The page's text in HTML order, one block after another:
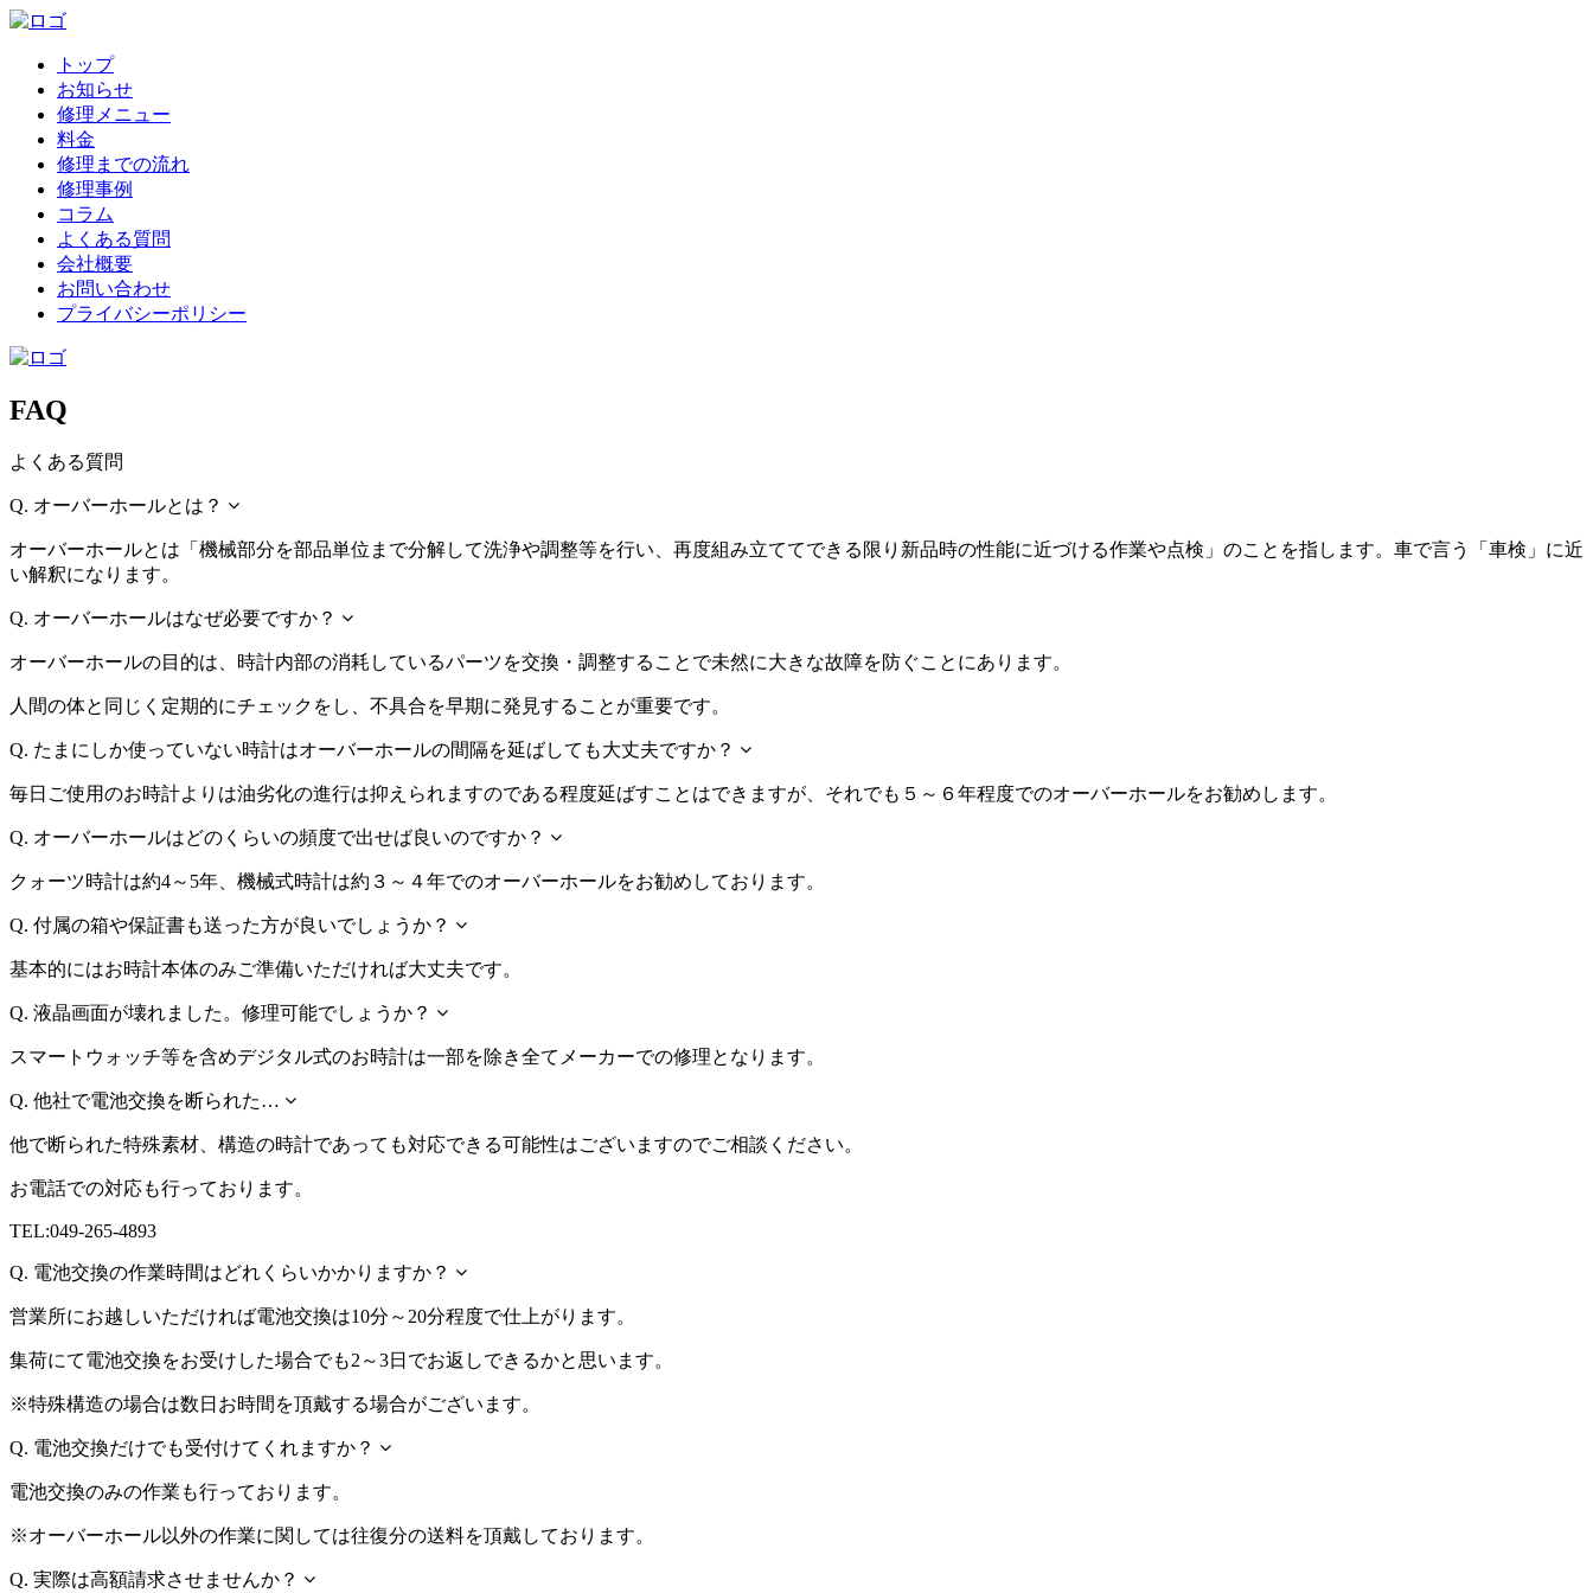
トップ
お知らせ
修理メニュー
料金
修理までの流れ
修理事例
コラム
よくある質問
会社概要
お問い合わせ
プライバシーポリシー
FAQ
よくある質問
Q. オーバーホールとは？
オーバーホールとは「機械部分を部品単位まで分解して洗浄や調整等を行い、再度組み立ててできる限り新品時の性能に近づける作業や点検」のことを指します。車で言う「車検」に近
い解釈になります。
Q. オーバーホールはなぜ必要ですか？
オーバーホールの目的は、時計内部の消耗しているパーツを交換・調整することで未然に大きな故障を防ぐことにあります。
人間の体と同じく定期的にチェックをし、不具合を早期に発見することが重要です。
Q. たまにしか使っていない時計はオーバーホールの間隔を延ばしても大丈夫ですか？
毎日ご使用のお時計よりは油劣化の進行は抑えられますのである程度延ばすことはできますが、それでも５～６年程度でのオーバーホールをお勧めします。
Q. オーバーホールはどのくらいの頻度で出せば良いのですか？
クォーツ時計は約4～5年、機械式時計は約３～４年でのオーバーホールをお勧めしております。
Q. 付属の箱や保証書も送った方が良いでしょうか？
基本的にはお時計本体のみご準備いただければ大丈夫です。
Q. 液晶画面が壊れました。修理可能でしょうか？
スマートウォッチ等を含めデジタル式のお時計は一部を除き全てメーカーでの修理となります。
Q. 他社で電池交換を断られた…
他で断られた特殊素材、構造の時計であっても対応できる可能性はございますのでご相談ください。
お電話での対応も行っております。
TEL:049-265-4893
Q. 電池交換の作業時間はどれくらいかかりますか？
営業所にお越しいただければ電池交換は10分～20分程度で仕上がります。
集荷にて電池交換をお受けした場合でも2～3日でお返しできるかと思います。
※特殊構造の場合は数日お時間を頂戴する場合がございます。
Q. 電池交換だけでも受付けてくれますか？
電池交換のみの作業も行っております。
※オーバーホール以外の作業に関しては往復分の送料を頂戴しております。
Q. 実際は高額請求させませんか？